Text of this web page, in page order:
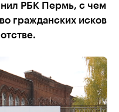
РБК Пермь, с чем
гражданских исков